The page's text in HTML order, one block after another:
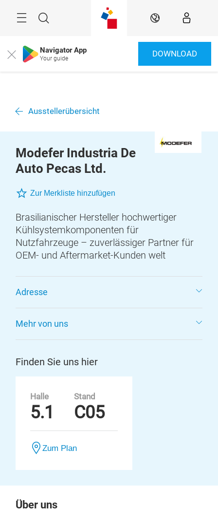
Suche DE
Close Navigator App
Your guide DOWNLOAD
Ausstellerübersicht
Modefer Industria De
Auto Pecas Ltd.
Zur Merkliste hinzufügen
Brasilianischer Hersteller hochwertiger
Kühlsystemkomponenten für
Nutzfahrzeuge – zuverlässiger Partner für
OEM- und Aftermarket-Kunden welt
Adresse
Mehr von uns
Finden Sie uns hier
Halle
5.1
Stand
C05
Zum Plan
Über uns